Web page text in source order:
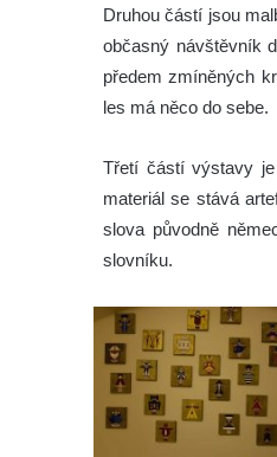
Druhou částí jsou
občasný návštěvník
předem zmíněných
les má něco do sebe.
Třetí částí výstavy
materiál se stává
slova původně
slovníku.